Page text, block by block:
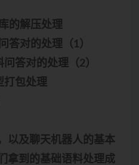
的解压处理
答对的处理（1）
答对的处理（2）
打包处理
以及聊天机器人的基本
拿到的基础语料处理成